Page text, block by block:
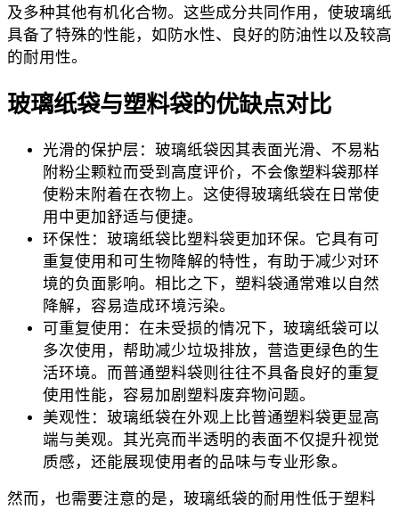
及多种其他有机化合物。这些成分共同作用，使玻璃纸
具备了特殊的性能，如防水性、良好的防油性以及较高
的耐用性。
玻璃纸袋与塑料袋的优缺点对比
光滑的保护层：玻璃纸袋因其表面光滑、不易粘
附粉尘颗粒而受到高度评价，不会像塑料袋那样
使粉末附着在衣物上。这使得玻璃纸袋在日常使
用中更加舒适与便捷。
环保性：玻璃纸袋比塑料袋更加环保。它具有可
重复使用和可生物降解的特性，有助于减少对环
境的负面影响。相比之下，塑料袋通常难以自然
降解，容易造成环境污染。
可重复使用：在未受损的情况下，玻璃纸袋可以
多次使用，帮助减少垃圾排放，营造更绿色的生
活环境。而普通塑料袋则往往不具备良好的重复
使用性能，容易加剧塑料废弃物问题。
美观性：玻璃纸袋在外观上比普通塑料袋更显高
端与美观。其光亮而半透明的表面不仅提升视觉
质感，还能展现使用者的品味与专业形象。
然而，也需要注意的是，玻璃纸袋的耐用性低于塑料